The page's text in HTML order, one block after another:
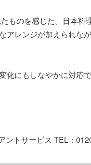
ものを感じた。日本料
アレンジが加えられな
化にもしなやかに対応
トサービス TEL：